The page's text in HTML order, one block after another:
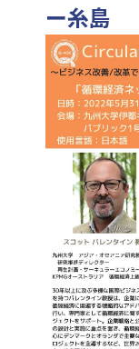
ー糸島